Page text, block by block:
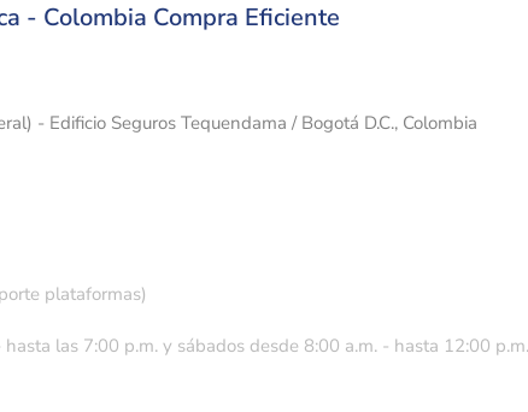
- Colombia Compra Eficiente
- Edificio Seguros Tequendama / Bogotá D.C., Colombia
plataformas)
las 7:00 p.m. y sábados desde 8:00 a.m. - hasta 12:00 p.m.